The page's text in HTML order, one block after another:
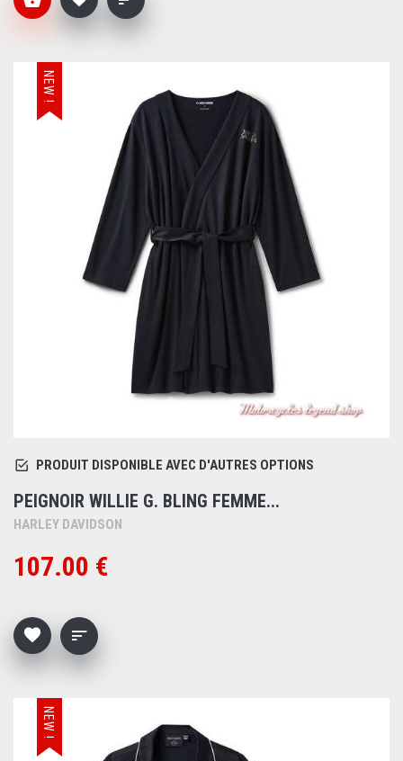
NEW !
PRODUIT DISPONIBLE AVEC D'AUTRES OPTIONS
PEIGNOIR WILLIE G. BLING FEMME...
HARLEY DAVIDSON
107.00 €
NEW !